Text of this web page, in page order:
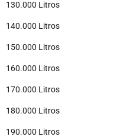
130.000 Litros
140.000 Litros
150.000 Litros
160.000 Litros
170.000 Litros
180.000 Litros
190.000 Litros